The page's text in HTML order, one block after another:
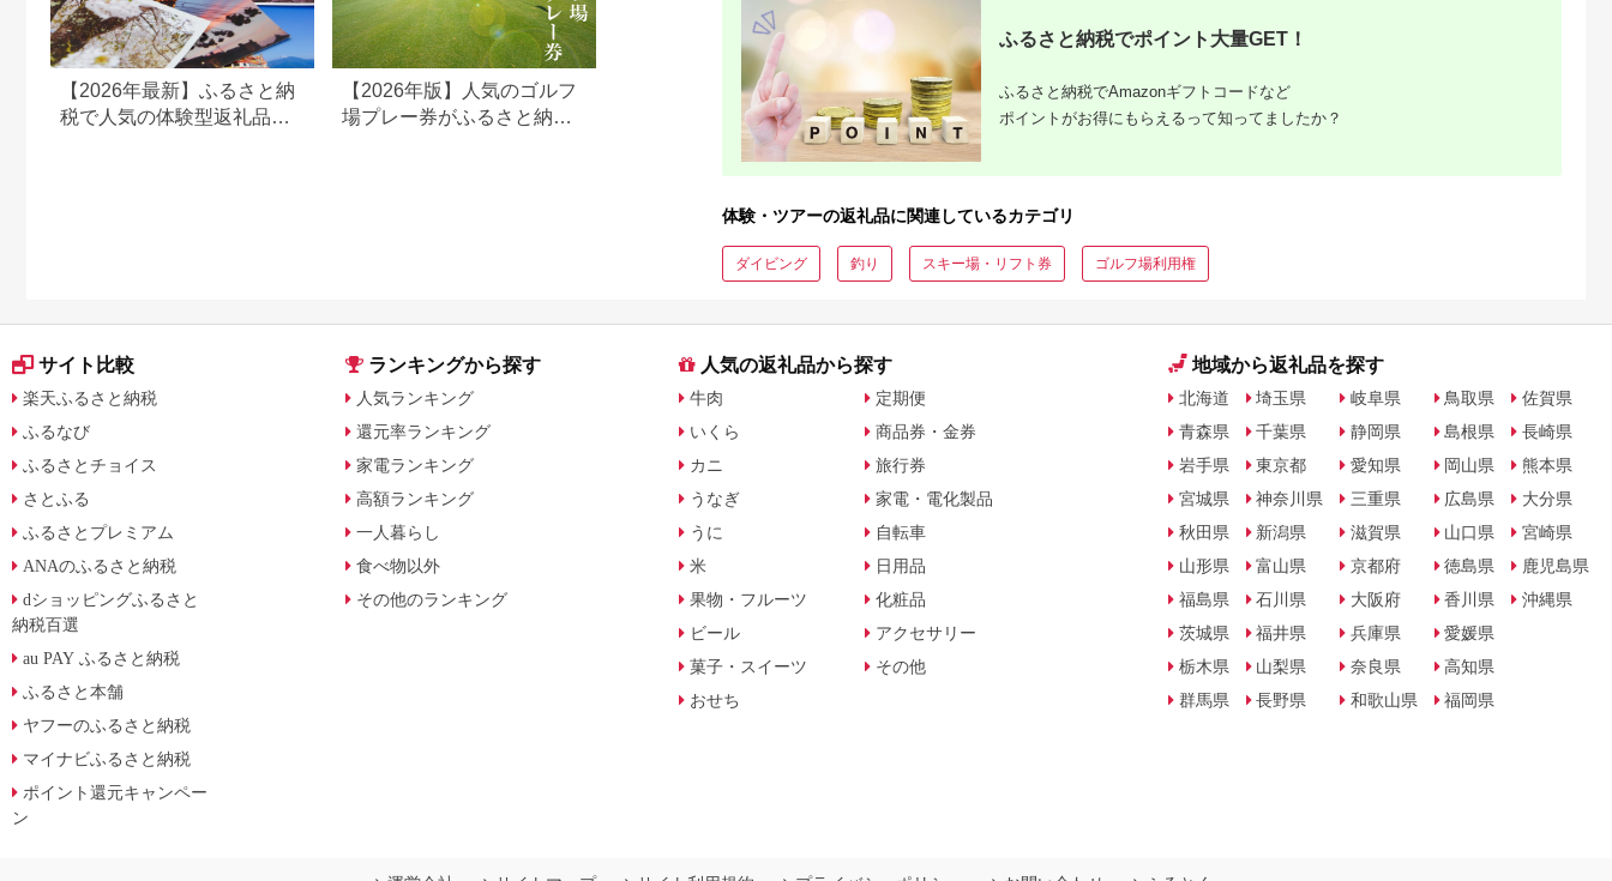
【2026年最新】ふるさと納
税で人気の体験型返礼品！
【2026年版】人気のゴルフ
場プレー券がふるさと納税
ふるさと納税でポイント大量GET！
ふるさと納税でAmazonギフトコードなど
ポイントがお得にもらえるって知ってましたか？
体験・ツアーの返礼品に関連しているカテゴリ
ダイビング 釣り スキー場・リフト券 ゴルフ場利用権
サイト比較
楽天ふるさと納税
ふるなび
ふるさとチョイス
さとふる
ふるさとプレミアム
ANAのふるさと納税
dショッピングふるさと
納税百選
au PAY ふるさと納税
ふるさと本舗
ヤフーのふるさと納税
マイナビふるさと納税
ポイント還元キャンペー
ン
ランキングから探す
人気ランキング
還元率ランキング
家電ランキング
高額ランキング
一人暮らし
食べ物以外
その他のランキング
人気の返礼品から探す
牛肉
いくら
カニ
うなぎ
うに
米
果物・フルーツ
ビール
菓子・スイーツ
おせち
定期便
商品券・金券
旅行券
家電・電化製品
自転車
日用品
化粧品
アクセサリー
その他
地域から返礼品を探す
北海道
青森県
岩手県
宮城県
秋田県
山形県
福島県
茨城県
栃木県
群馬県
埼玉県
千葉県
東京都
神奈川県
新潟県
富山県
石川県
福井県
山梨県
長野県
岐阜県
静岡県
愛知県
三重県
滋賀県
京都府
大阪府
兵庫県
奈良県
和歌山県
鳥取県
島根県
岡山県
広島県
山口県
徳島県
香川県
愛媛県
高知県
福岡県
佐賀県
長崎県
熊本県
大分県
宮崎県
鹿児島県
沖縄県